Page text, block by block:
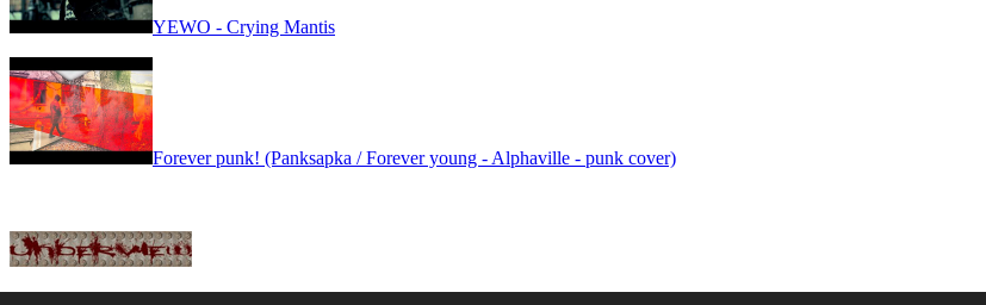
YEWO - Crying Mantis
Forever punk! (Panksapka / Forever young - Alphaville - punk cover)